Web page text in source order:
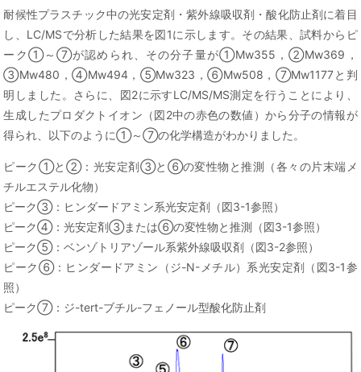
耐候性プラスチック中の光安定剤・紫外線吸収剤・酸化防止剤に着目
し、LC/MSで分析した結果を図1に示します。その結果、試料からピ
ーク①～⑦が認められ、その分子量が①Mw355，②Mw369，
③Mw480，④Mw494，⑤Mw323，⑥Mw508，⑦Mw1177と判
明しました。さらに、図2に示すLC/MS/MS測定を行うことにより、
生成したプロダクトイオン（図2中の赤色の数値）から分子の情報が
得られ、以下のように①～⑦の化学構造がわかりました。
ピーク①と②：光安定剤③と⑥の変性物と推測（各々の片末端メ
チルエステル化物）
ピーク③：ヒンダードアミン系光安定剤（図3-1参照）
ピーク④：光安定剤③または⑥の変性物と推測（図3-1参照）
ピーク⑤：ベンゾトリアゾール系紫外線吸収剤（図3-2参照）
ピーク⑥：ヒンダードアミン（ジ-N-メチル）系光安定剤（図3-1参
照）
ピーク⑦：ジ-tert-ブチル-フェノール型酸化防止剤